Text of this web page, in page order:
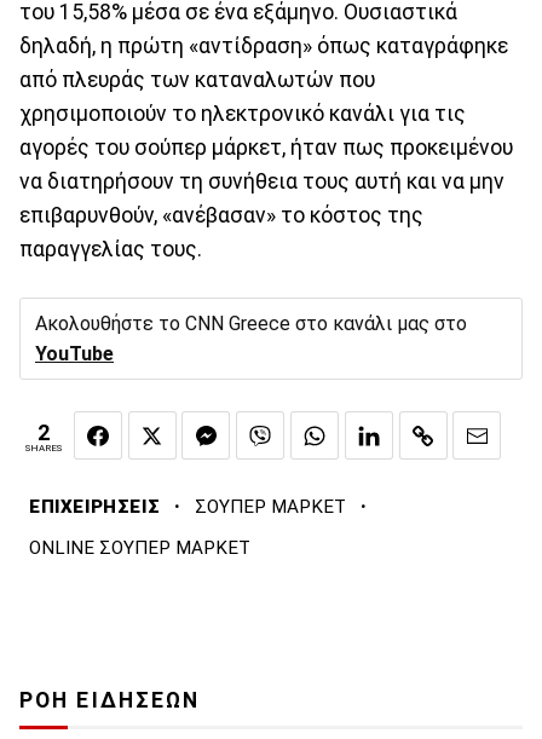
του 15,58% μέσα σε ένα εξάμηνο. Ουσιαστικά
δηλαδή, η πρώτη «αντίδραση» όπως καταγράφηκε
από πλευράς των καταναλωτών που
χρησιμοποιούν το ηλεκτρονικό κανάλι για τις
αγορές του σούπερ μάρκετ, ήταν πως προκειμένου
να διατηρήσουν τη συνήθεια τους αυτή και να μην
επιβαρυνθούν, «ανέβασαν» το κόστος της
παραγγελίας τους.
Ακολουθήστε το CNN Greece στο κανάλι μας στο
YouTube
2
SHARES
ΕΠΙΧΕΙΡΗΣΕΙΣ · ΣΟΥΠΕΡ ΜΑΡΚΕΤ ·
ONLINE ΣΟΥΠΕΡ ΜΑΡΚΕΤ
ΡΟΗ ΕΙΔΗΣΕΩΝ